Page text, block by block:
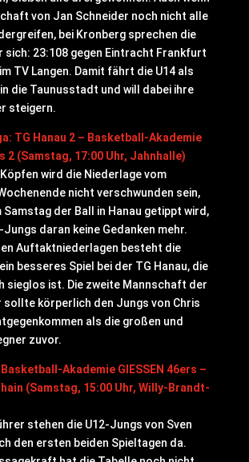
von Jan Schneider noch nicht alle
bei Kronberg sprechen die
sich: 23:108 gegen Eintracht Frankfurt
TV Langen. Damit fährt die U14 als
die Taunusstadt und will dabei ihre
steigern.
TG Hanau 2 – Basketball-Akademie
2 (Samstag, 17:00 Uhr, Jahnhalle)
wird die Niederlage vom
nicht verschwunden sein,
Samstag der Ball in Hanau getippt wird,
Jungs daran keine Gedanken mehr.
Auftaktniederlagen besteht die
besseres Spiel bei der TG Hanau, die
sieglos ist. Die zweite Mannschaft der
körperlich den Jungs von Chris
als die großen und
zuvor.
Akademie GIESSEN 46ers –
(Samstag, 15:00 Uhr, Willy-Brandt-
stehen die U12-Jungs von Sven
den ersten beiden Spieltagen da.